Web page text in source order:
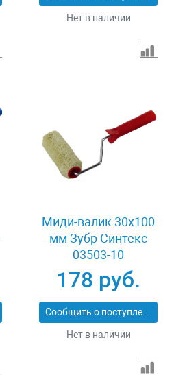
Нет в наличии
Миди-валик 30x100
мм Зубр Синтекс
03503-10
178 руб.
Сообщить о поступлении
Нет в наличии